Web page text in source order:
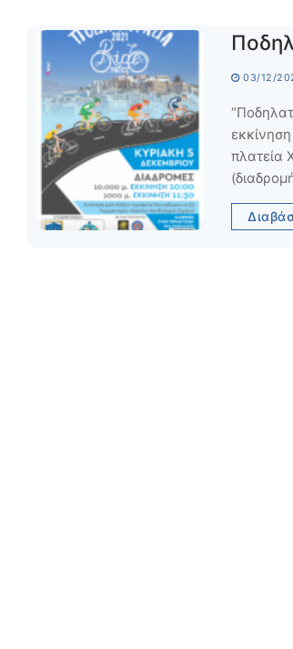
03/12/
πλατεία